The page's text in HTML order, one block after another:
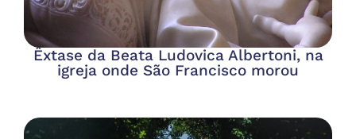
Êxtase da Beata Ludovica Albertoni, na
igreja onde São Francisco morou